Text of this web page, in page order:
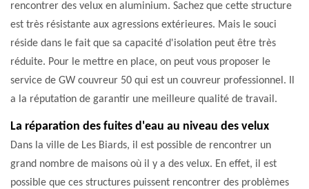
rencontrer des velux en aluminium. Sachez que cette structure
est très résistante aux agressions extérieures. Mais le souci
réside dans le fait que sa capacité d'isolation peut être très
réduite. Pour le mettre en place, on peut vous proposer le
service de GW couvreur 50 qui est un couvreur professionnel. Il
a la réputation de garantir une meilleure qualité de travail.
La réparation des fuites d'eau au niveau des velux
Dans la ville de Les Biards, il est possible de rencontrer un
grand nombre de maisons où il y a des velux. En effet, il est
possible que ces structures puissent rencontrer des problèmes